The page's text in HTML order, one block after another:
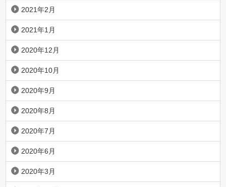
2021年2月
2021年1月
2020年12月
2020年10月
2020年9月
2020年8月
2020年7月
2020年6月
2020年3月